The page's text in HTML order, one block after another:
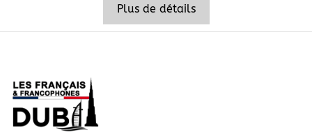
Plus de détails